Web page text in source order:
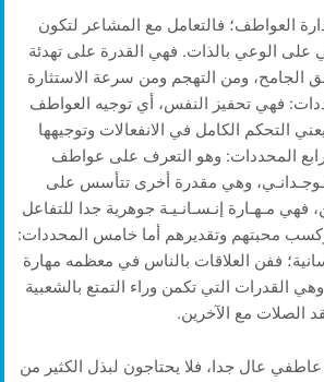
العواطف؛ فالتعامل مع المشاعر لتكون
على الوعي بالذات. فهي القدرة على تهدئة
الجامح، ومن التهجم ومن سرعة الاستثارة
فهي تحفيز النفس، أي توجيه العواطف
التحكم الكامل في الانفعالات وتوجيهها
المحددات: وهو التعرف على عواطف
الـوجـدانـي، وهي مقدرة أخرى تتأسس على
فهي مـهـارة إنـسـانـيـة جوهرية جدا للتفاعل
محبتهم وتقديرهم أما خامس المحددات:
ففن العلاقات بالناس في معظمه مهارة
القدرات التي تكمن وراء التمتع بالشعبية
الصلات مع الآخرين.
عال جدا، فلا يحتاجون لبذل الكثير من